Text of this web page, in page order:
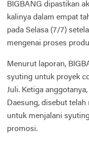
BIGBANG dipastikan
kalinya dalam empat
pada Selasa (7/7)
mengenai proses
Menurut laporan,
syuting untuk proyek
Juli. Ketiga
Daesung, disebut
untuk menjalani
promosi.